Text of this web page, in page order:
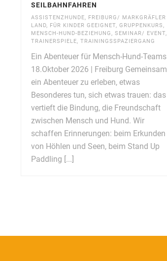
SEILBAHNFAHREN
ASSISTENZHUNDE, FREIBURG/ MARKGRÄFLER
LAND, FÜR KINDER GEEIGNET,GRUPPENKURS,
MENSCH-HUND-BEZIEHUNG,SEMINAR/ EVENT,
TRAINERSPIELE,TRAININGSSPAZIERGANG
Ein Abenteuer für Mensch-Hund-Teams
18.Oktober 2026 | Freiburg Gemeinsam
ein Abenteuer zu erleben, etwas
Besonderes tun, sich etwas trauen: das
vertieft die Bindung, die Freundschaft
zwischen Mensch und Hund. Wir
schaffen Erinnerungen: beim Erkunden
von Höhlen und Seen, beim Stand Up
Paddling [...]